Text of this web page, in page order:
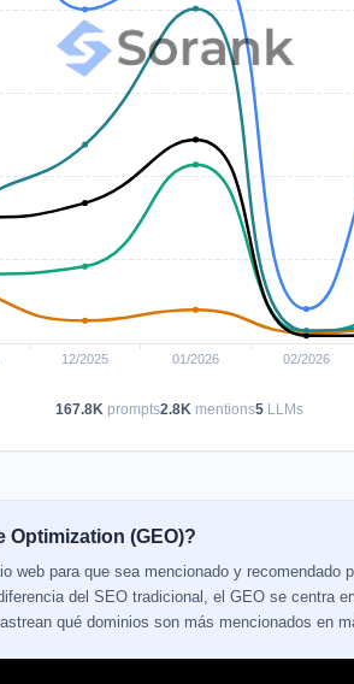
167.8K prompts2.8K mentions5 LLMs
Optimization (GEO)?
web para que sea mencionado y recomendado
del SEO tradicional, el GEO se centra
qué dominios son más mencionados en